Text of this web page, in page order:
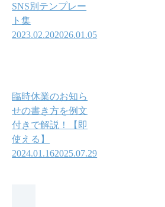
SNS別テンプレー
ト集
2023.02.202026.01.05
臨時休業のお知ら
せの書き方を例文
付きで解説！【即
使える】
2024.01.162025.07.29